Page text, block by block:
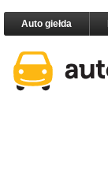
Auto giełda